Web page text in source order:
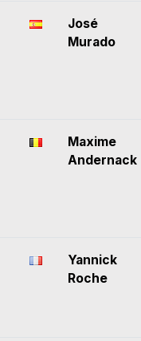
José
Murado
Maxime
Andernack
Yannick
Roche